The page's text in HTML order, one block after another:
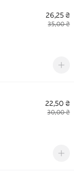
26,25 ₴
35,00 ₴
22,50 ₴
30,00 ₴